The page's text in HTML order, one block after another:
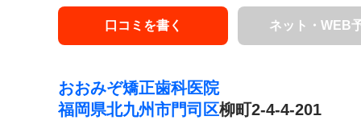
口コミを書く ネット・WEB
おおみぞ矯正歯科医院
福岡県北九州市門司区柳町2-4-4-201